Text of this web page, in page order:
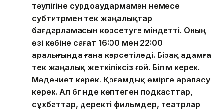
тәулігіне сурдоаудармамен немесе
субтитрмен тек жаңалықтар
бағдарламасын көрсетуге міндетті. Оның
өзі көбіне сағат 16:00 мен 22:00
аралығында ғана көрсетіледі. Бірақ адамға
тек жаңалық жеткіліксіз ғой. Білім керек.
Мәдениет керек. Қоғамдық өмірге араласу
керек. Ал бүгінде көптеген подкасттар,
сұхбаттар, деректі фильмдер, театрлар